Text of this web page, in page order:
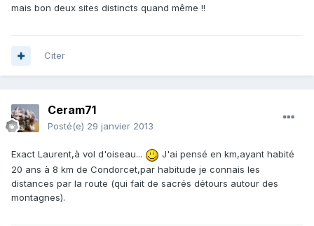
mais bon deux sites distincts quand même !!
Citer
Ceram71
Posté(e) 29 janvier 2013
Exact Laurent,à vol d'oiseau...
J'ai pensé en km,ayant habité
20 ans à 8 km de Condorcet,par habitude je connais les
distances par la route (qui fait de sacrés détours autour des
montagnes).